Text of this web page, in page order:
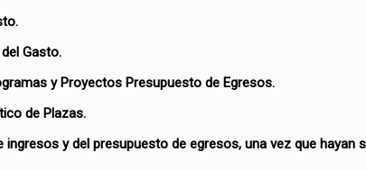
Gasto.
y Proyectos Presupuesto de Egresos.
de Plazas.
ingresos y del presupuesto de egresos, una vez que